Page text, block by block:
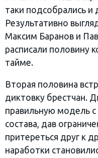
таки подсобрались и
Результативно
Максим Баранов и
расписали половину
тайме.
Вторая половина
диктовку брестчан.
правильную модель
состава, дав
притереться друг к
наработки